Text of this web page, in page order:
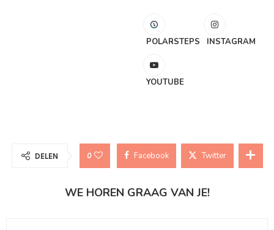
POLARSTEPS INSTAGRAM
YOUTUBE
DELEN 0 Facebook Twitter
WE HOREN GRAAG VAN JE!